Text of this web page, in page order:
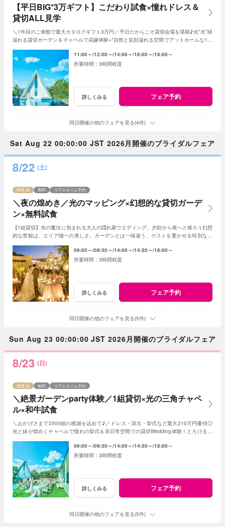
【平日BIG*3万ギフト】こだわり試食×憧れドレス＆
貸切ALL見学
＼1件目のご来館で最大カタログギフト3万円／平日だからこそ貸切会場を堪能♪光*水*緑
溢れる貸切ガーデン＆チャペルで花嫁体験+*自然と笑顔溢れる空間でアットホームな1日
11:00～ 12:00～ 14:00～ 16:00～ 18:00～
3時間程度
詳しくみる フェア予約
同日開催の他のフェアを見る(4件)
Sat Aug 22 00:00:00 JST 2026月開催のブライダルフェア
8/22 (土)
＼夜の煌めき／光のマッピング×幻想的な貸切ガーデ
ン×無料試食
残席 無料 リアルタイム予約
【1組貸切】光の魔法に包まれる大人の隠れ家ウエディング。夕刻から夜へと移ろう幻想
的な景観は、エリア随一の美しさ。ガーデンとは一味違う、ゲストを驚かせる特別な光
09:00～ 09:30～ 14:00～ 14:30～ 18:00～
3時間程度
詳しくみる フェア予約
同日開催の他のフェアを見る(5件)
Sun Aug 23 00:00:00 JST 2026月開催のブライダルフェア
8/23 (日)
＼絶景ガーデンparty体験／1組貸切×光の三角チャペ
ル×和牛試食
残席 無料 リアルタイム予約
＼おかげさまで2500組の感謝を込めて♪／ドレス・演出・挙式など最大210万円優待◎
光と緑が煌めくチャペルで憧れの挙式＆非日常空間での貸切Wedding体験！とろける和
09:00～ 09:30～ 14:00～ 14:30～ 18:00～
3時間程度
詳しくみる フェア予約
同日開催の他のフェアを見る(5件)